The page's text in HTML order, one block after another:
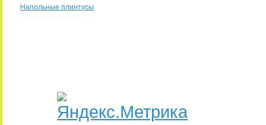
Напольные плинтусы